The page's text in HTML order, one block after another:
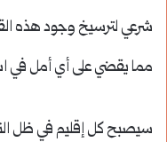
شرعي لترسيخ وجود هذه
مما يقضي على أي أمل في
سيصبح كل إقليم في ظل